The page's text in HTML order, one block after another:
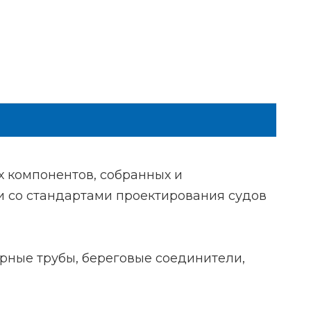
компонентов, собранных и
со стандартами проектирования судов
трубы, береговые соединители,